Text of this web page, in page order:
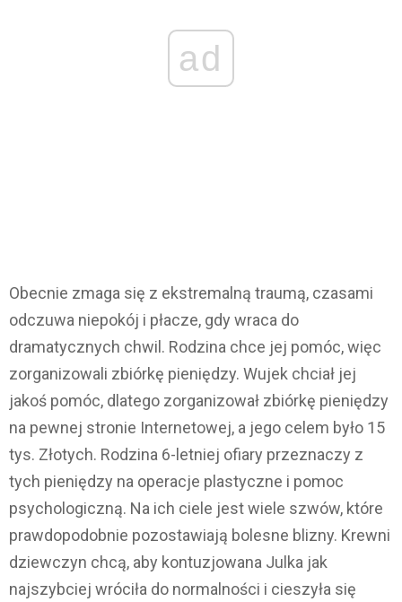
ad
Obecnie zmaga się z ekstremalną traumą, czasami
odczuwa niepokój i płacze, gdy wraca do
dramatycznych chwil. Rodzina chce jej pomóc, więc
zorganizowali zbiórkę pieniędzy. Wujek chciał jej
jakoś pomóc, dlatego zorganizował zbiórkę pieniędzy
na pewnej stronie Internetowej, a jego celem było 15
tys. Złotych. Rodzina 6-letniej ofiary przeznaczy z
tych pieniędzy na operacje plastyczne i pomoc
psychologiczną. Na ich ciele jest wiele szwów, które
prawdopodobnie pozostawiają bolesne blizny. Krewni
dziewczyn chcą, aby kontuzjowana Julka jak
najszybciej wróciła do normalności i cieszyła się